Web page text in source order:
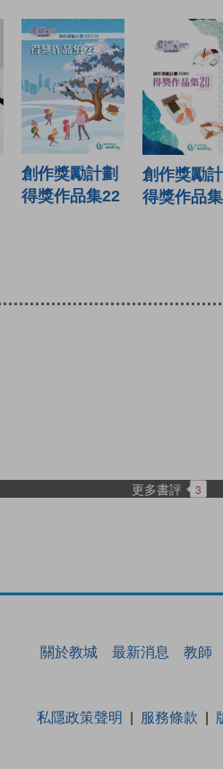
創作獎勵計劃
得獎作品集22
創作獎勵
得獎作品
更多書評 3
關於教城 最新消息 教師
私隱政策聲明 服務條款